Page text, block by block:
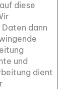
diese
dann
und
dient